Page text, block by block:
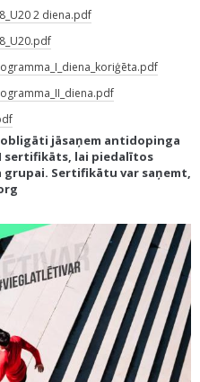
2 diena.pdf
jāsaņem antidopinga
sertifikāts, lai piedalītos
grupai. Sertifikātu var saņemt,